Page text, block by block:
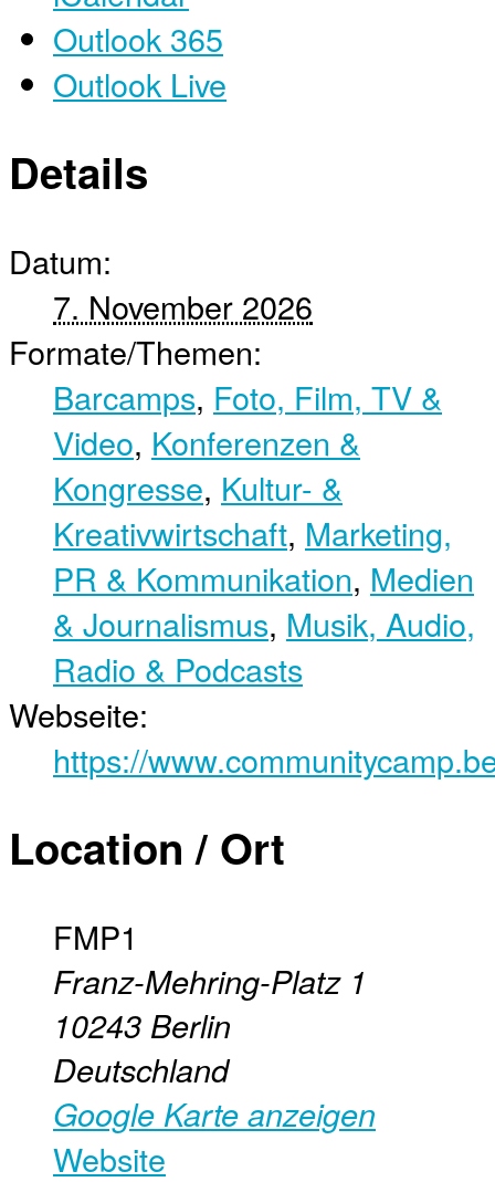
Outlook 365
Outlook Live
Details
Datum:
7. November 2026
Formate/Themen:
Barcamps, Foto, Film, TV &
Video, Konferenzen &
Kongresse, Kultur- &
Kreativwirtschaft, Marketing,
PR & Kommunikation, Medien
& Journalismus, Musik, Audio,
Radio & Podcasts
Webseite:
https://
Location / Ort
FMP1
Franz-Mehring-Platz 1
10243 Berlin
Deutschland
Google Karte anzeigen
Website